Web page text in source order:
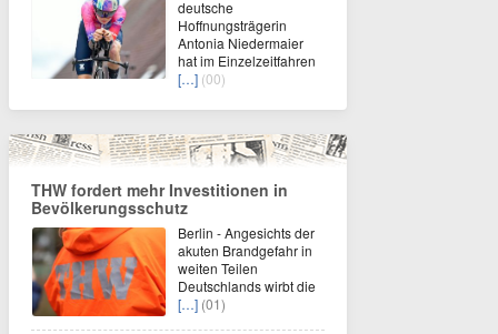
deutsche
Hoffnungsträgerin
Antonia Niedermaier
hat im Einzelzeitfahren
[…] (00)
THW fordert mehr Investitionen in
Bevölkerungsschutz
Berlin - Angesichts der
akuten Brandgefahr in
weiten Teilen
Deutschlands wirbt die
[…] (01)